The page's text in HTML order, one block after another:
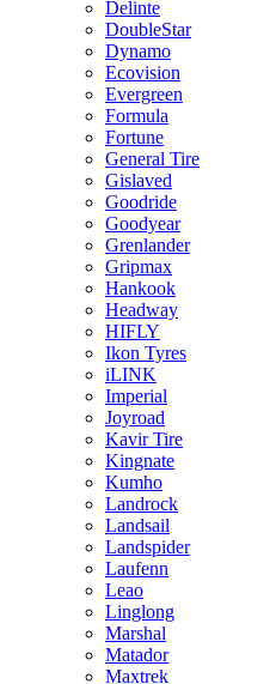
Delinte
DoubleStar
Dynamo
Ecovision
Evergreen
Formula
Fortune
General Tire
Gislaved
Goodride
Goodyear
Grenlander
Gripmax
Hankook
Headway
HIFLY
Ikon Tyres
iLINK
Imperial
Joyroad
Kavir Tire
Kingnate
Kumho
Landrock
Landsail
Landspider
Laufenn
Leao
Linglong
Marshal
Matador
Maxtrek